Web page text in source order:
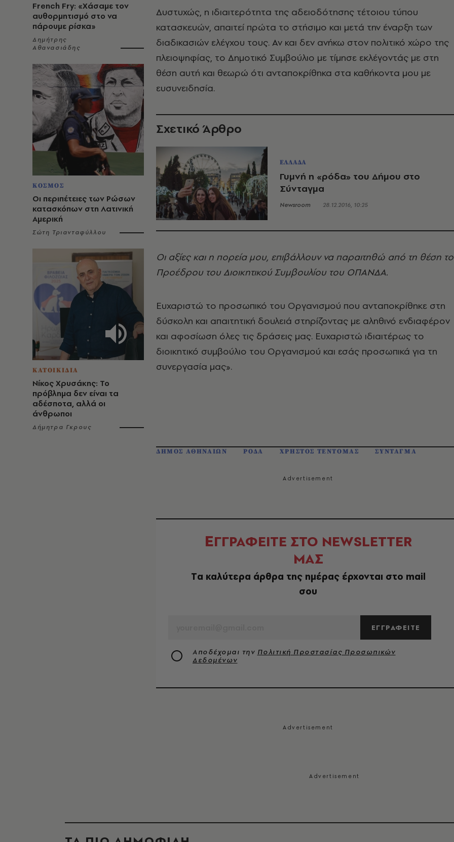
French Fry: «Χάσαμε τον
αυθορμητισμό στο να
πάρουμε ρίσκα»
Δημήτρης
Αθανασιάδης
ΚΟΣΜΟΣ
Οι περιπέτειες των Ρώσων
κατασκόπων στη Λατινική
Αμερική
Σώτη Τριανταφύλλου
ΚΑΤΟΙΚΙΔΙΑ
Νίκος Χρυσάκης: Το
πρόβλημα δεν είναι τα
αδέσποτα, αλλά οι
άνθρωποι
Δήμητρα Γκρους
Δυστυχώς, η ιδιαιτερότητα της αδειοδότησης τέτοιου τύπου
κατασκευών, απαιτεί πρώτα το στήσιμο και μετά την έναρξη των
διαδικασιών ελέγχου τους. Αν και δεν ανήκω στον πολιτικό χώρο της
πλειοψηφίας, το Δημοτικό Συμβούλιο με τίμησε εκλέγοντάς με στη
θέση αυτή και θεωρώ ότι ανταποκρίθηκα στα καθήκοντα μου με
ευσυνειδησία.
Σχετικό Άρθρο
ΕΛΛΑΔΑ
Γυμνή η «ρόδα» του Δήμου στο
Σύνταγμα
Newsroom 28.12.2016, 10:25
Οι αξίες και η πορεία μου, επιβάλλουν να παραιτηθώ από τη θέση
Προέδρου του Διοικητικού Συμβουλίου του ΟΠΑΝΔΑ.
Ευχαριστώ το προσωπικό του Οργανισμού που ανταποκρίθηκε στη
δύσκολη και απαιτητική δουλειά στηρίζοντας με αληθινό ενδιαφέρον
και αφοσίωση όλες τις δράσεις μας. Ευχαριστώ ιδιαιτέρως το
διοικητικό συμβούλιο του Οργανισμού και εσάς προσωπικά για τη
συνεργασία μας».
ΔΗΜΟΣ ΑΘΗΝΑΙΩΝ ΡΟΔΑ ΧΡΗΣΤΟΣ ΤΕΝΤΟΜΑΣ ΣΥΝΤΑΓΜΑ
ΕΓΓΡΑΦΕΙΤΕ ΣΤΟ NEWSLETTER
ΜΑΣ
Tα καλύτερα άρθρα της ημέρας έρχονται στο mail
σου
ΕΓΓΡΑΦΕΙΤΕ
Αποδέχομαι την Πολιτική Προστασίας Προσωπικών
Δεδομένων